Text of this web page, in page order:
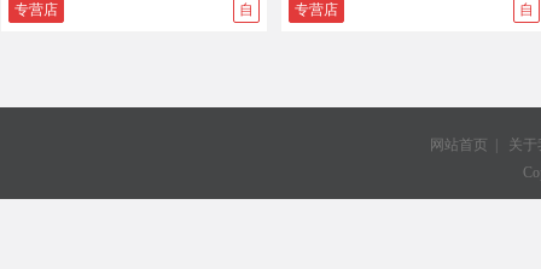
专营店 自 专营店 自
网站首页
关于